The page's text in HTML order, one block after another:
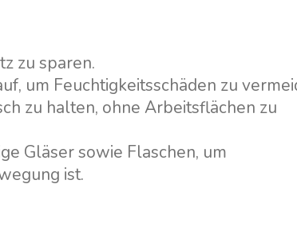
zu sparen.
um Feuchtigkeitsschäden zu
zu halten, ohne Arbeitsflächen zu
Gläser sowie Flaschen, um
ist.